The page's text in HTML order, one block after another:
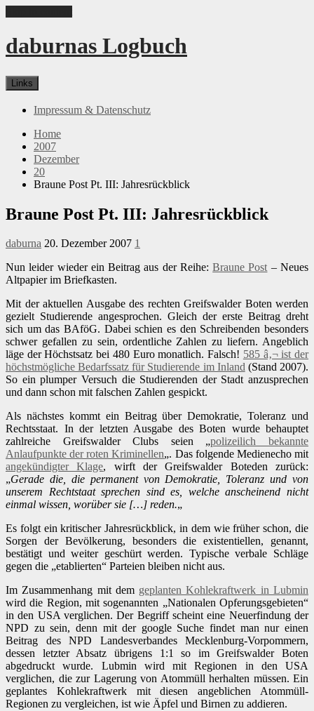
daburnas Logbuch
Links
Impressum & Datenschutz
Home
2007
Dezember
20
Braune Post Pt. III: Jahresrückblick
Braune Post Pt. III: Jahresrückblick
daburna 20. Dezember 2007 1
Nun leider wieder ein Beitrag aus der Reihe:Braune Post– Neues
Altpapier im Briefkasten.
Mit der aktuellen Ausgabe des rechten Greifswalder Boten werden
gezielt Studierende angesprochen. Gleich der erste Beitrag dreht
sich um das BAföG. Dabei schien es den Schreibenden besonders
schwer gefallen zu sein, ordentliche Zahlen zu liefern. Angeblich
läge der Höchstsatz bei 480 Euro monatlich. Falsch! 585 â‚¬ ist der
höchstmögliche Bedarfssatz für Studierende im Inland(Stand 2007).
So ein plumper Versuch die Studierenden der Stadt anzusprechen
und dann schon mit falschen Zahlen gespickt.
Als nächstes kommt ein Beitrag über Demokratie, Toleranz und
Rechtsstaat. In der letzten Ausgabe des Boten wurde behauptet
zahlreiche Greifswalder Clubs seien „polizeilich bekannte
Anlaufpunkte der roten Kriminellen„. Das folgende Medienecho mit
angekündigter Klage, wirft der Greifswalder Boteden zurück:
„Gerade die, die permanent von Demokratie, Toleranz und von
unserem Rechtstaat sprechen sind es, welche anscheinend nicht
einmal wissen, worüber sie […] reden.„
Es folgt ein kritischer Jahresrückblick, in dem wie früher schon, die
Sorgen der Bevölkerung, besonders die existentiellen, genannt,
bestätigt und weiter geschürt werden. Typische verbale Schläge
gegen die „etablierten“ Parteien bleiben nicht aus.
Im Zusammenhang mit dem geplanten Kohlekraftwerk in Lubmin
wird die Region, mit sogenannten „Nationalen Opferungsgebieten“
in den USA verglichen. Der Begriff scheint eine Neuerfindung der
NPD zu sein, denn mit der google Suche findet man nur einen
Beitrag des NPD Landesverbandes Mecklenburg-Vorpommern,
dessen letzter Absatz übrigens 1:1 so im Greifswalder Boten
abgedruckt wurde. Lubmin wird mit Regionen in den USA
verglichen, die zur Lagerung von Atommüll herhalten müssen. Ein
geplantes Kohlekraftwerk mit diesen angeblichen Atommüll-
Regionen zu vergleichen, ist wie Äpfel und Birnen zu addieren.